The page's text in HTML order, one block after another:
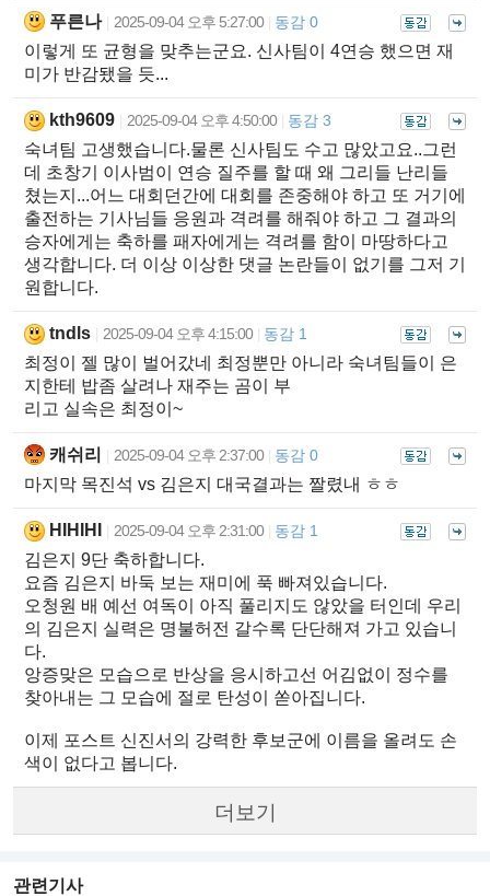
푸른나 2025-09-04 오후 5:27:00 동감 0
이렇게 또 균형을 맞추는군요. 신사팀이 4연승 했으면 재
미가 반감됐을 듯...
kth9609 2025-09-04 오후 4:50:00 동감 3
숙녀팀 고생했습니다.물론 신사팀도 수고 많았고요..그런
데 초창기 이사범이 연승 질주를 할 때 왜 그리들 난리들
쳤는지...어느 대회던간에 대회를 존중해야 하고 또 거기에
출전하는 기사님들 응원과 격려를 해줘야 하고 그 결과의
승자에게는 축하를 패자에게는 격려를 함이 마땅하다고
생각합니다. 더 이상 이상한 댓글 논란들이 없기를 그저 기
원합니다.
tndls 2025-09-04 오후 4:15:00 동감 1
최정이 젤 많이 벌어갔네 최정뿐만 아니라 숙녀팀들이 은
지한테 밥좀 살려나 재주는 곰이 부
리고 실속은 최정이~
캐쉬리 2025-09-04 오후 2:37:00 동감 0
마지막 목진석 vs 김은지 대국결과는 짤렸내 ㅎㅎ
HIHIHI 2025-09-04 오후 2:31:00 동감 1
김은지 9단 축하합니다.
요즘 김은지 바둑 보는 재미에 푹 빠져있습니다.
오청원 배 예선 여독이 아직 풀리지도 않았을 터인데 우리
의 김은지 실력은 명불허전 갈수록 단단해져 가고 있습니
다.
앙증맞은 모습으로 반상을 응시하고선 어김없이 정수를
찾아내는 그 모습에 절로 탄성이 쏟아집니다.
이제 포스트 신진서의 강력한 후보군에 이름을 올려도 손
색이 없다고 봅니다.
더보기
관련기사